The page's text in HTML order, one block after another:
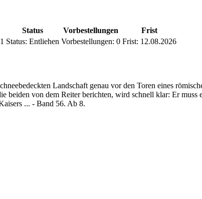
Status Vorbestellungen
Frist
Status: Entliehen Vorbestellungen: 0 Frist: 12.08.2026
Landschaft genau vor den Toren eines
beiden von dem Reiter berichten, wird schnell klar: Er
... - Band 56. Ab 8.